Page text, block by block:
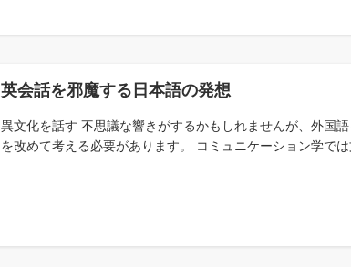
英会話を邪魔する日本語の発想
異文化を話す 不思議な響きがするかもしれませんが、外国
を改めて考える必要があります。 コミュニケーション学で